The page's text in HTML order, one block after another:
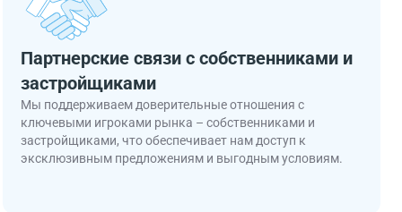
Партнерские связи с собственниками и
застройщиками
Мы поддерживаем доверительные отношения с
ключевыми игроками рынка – собственниками и
застройщиками, что обеспечивает нам доступ к
эксклюзивным предложениям и выгодным условиям.